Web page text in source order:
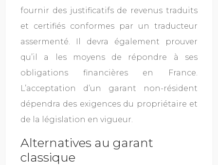
fournir des justificatifs de revenus traduits
et certifiés conformes par un traducteur
assermenté. Il devra également prouver
qu’il a les moyens de répondre à ses
obligations financières en France.
L’acceptation d’un garant non-résident
dépendra des exigences du propriétaire et
de la législation en vigueur.
Alternatives au garant
classique